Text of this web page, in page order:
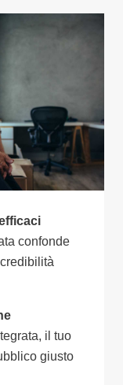
confonde
il tuo
giusto